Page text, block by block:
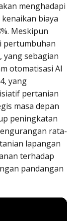
menghadapi
biaya
Meskipun
pertumbuhan
yang sebagian
otomatisasi AI
yang
pertanian
masa depan
peningkatan
rata-
lapangan
terhadap
pandangan